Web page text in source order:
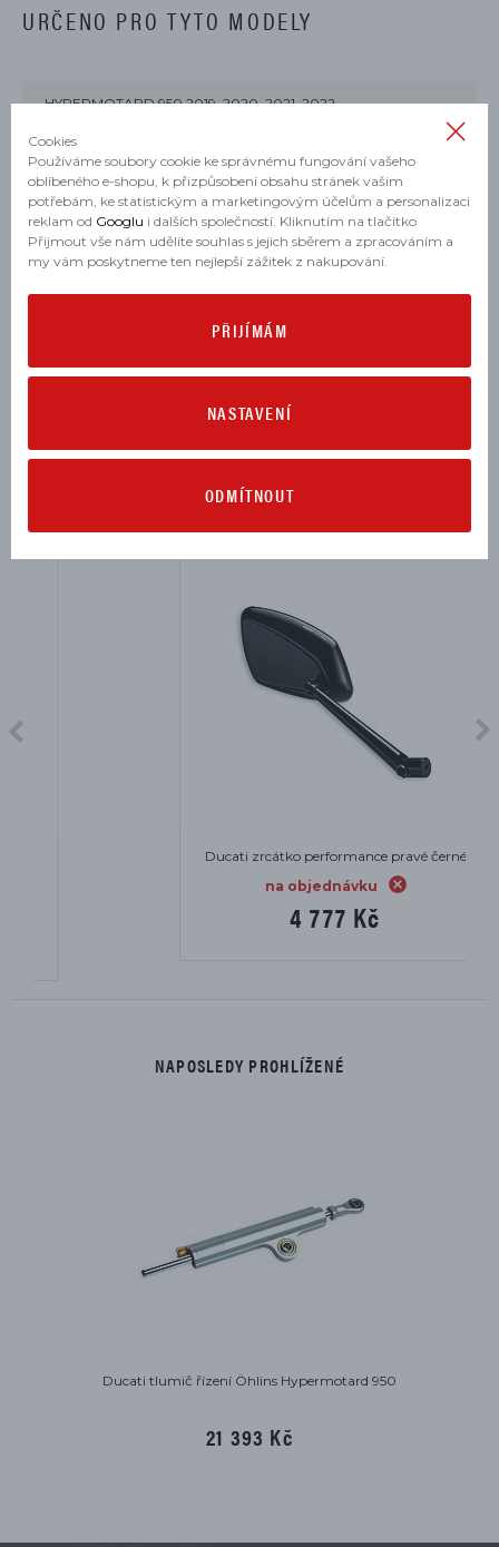
URČENO PRO TYTO MODELY
HYPERMOTARD 950 2019, 2020, 2021, 2022
HYPERMOTARD 950 RVE 2021, 2022
HYPERMOTARD 950 SP 2019, 2020, 2021, 2022
KE STAŽENÍ
Návod na montáž (1,58 MB)
MOHLO BY SE VÁM HODIT
Ducati zrcátko performance pravé černé
na objednávku
4 777 Kč
NAPOSLEDY PROHLÍŽENÉ
Ducati tlumič řízení Öhlins Hypermotard 950
21 393 Kč
Cookies
Používáme soubory cookie ke správnému fungování vašeho
oblíbeného e-shopu, k přizpůsobení obsahu stránek vašim
potřebám, ke statistickým a marketingovým účelům a personalizaci
reklam od Googlu i dalších společností. Kliknutím na tlačítko
Přijmout vše nám udělíte souhlas s jejich sběrem a zpracováním a
my vám poskytneme ten nejlepší zážitek z nakupování.
PŘIJÍMÁM
NASTAVENÍ
ODMÍTNOUT